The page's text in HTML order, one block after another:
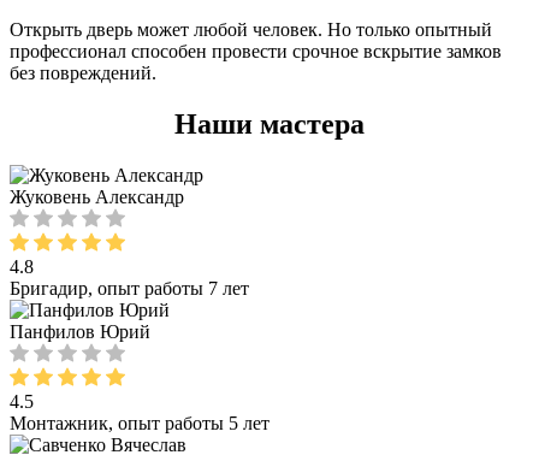
Открыть дверь может любой человек. Но только опытный
профессионал способен провести срочное вскрытие замков
без повреждений.
Наши мастера
Жуковень Александр
4.8
Бригадир, опыт работы 7 лет
Панфилов Юрий
4.5
Монтажник, опыт работы 5 лет